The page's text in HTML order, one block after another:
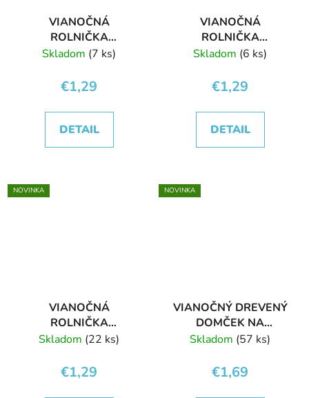
VIANOČNÁ
ROLNIČKA
STROMČEK ZELENÝ
Skladom (7 ks)
€1,29
DETAIL
VIANOČNÁ
ROLNIČKA
STROMČEK BIELY
Skladom (6 ks)
€1,29
DETAIL
NOVINKA
VIANOČNÁ
ROLNIČKA
HVIEZDIČKA
Skladom (22 ks)
€1,29
NOVINKA
VIANOČNÝ DREVENÝ
DOMČEK NA
ZAVESENIE
Skladom (57 ks)
€1,69